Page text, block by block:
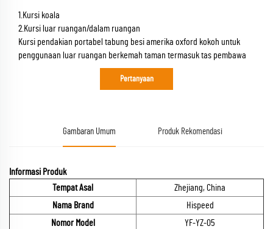
1.Kursi koala
2.Kursi luar ruangan/dalam ruangan
Kursi pendakian portabel tabung besi amerika oxford kokoh untuk
penggunaan luar ruangan berkemah taman termasuk tas pembawa
Pertanyaan
Gambaran Umum Produk Rekomendasi
Informasi Produk
Tempat Asal
Zhejiang, China
Nama Brand
Hispeed
Nomor Model
YF-YZ-05